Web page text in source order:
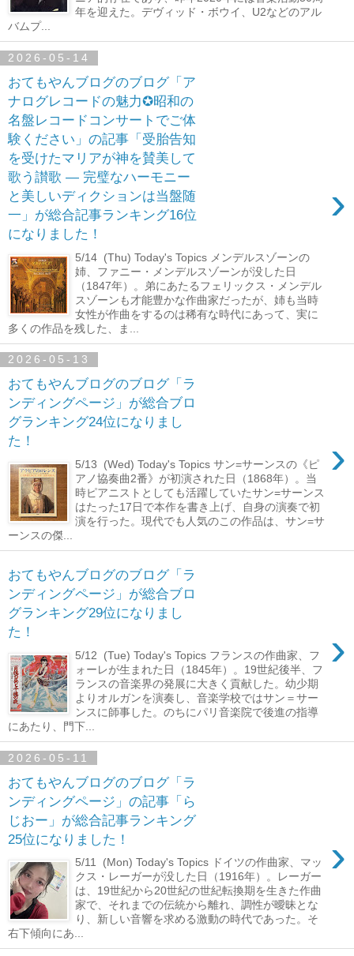
年を迎えた。デヴィッド・ボウイ、U2などのアル
バムプ...
2026-05-14
おてもやんブログのブログ「ア
ナログレコードの魅力✪昭和の
名盤レコードコンサートでご体
験ください」の記事「受胎告知
を受けたマリアが神を賛美して
歌う讃歌 ― 完璧なハーモニー
と美しいディクションは当盤随
一」が総合記事ランキング16位
になりました！
›
5/14 (Thu) Today's Topics メンデルスゾーンの
姉、ファニー・メンデルスゾーンが没した日
（1847年）。弟にあたるフェリックス・メンデル
スゾーンも才能豊かな作曲家だったが、姉も当時
女性が作曲をするのは稀有な時代にあって、実に
多くの作品を残した、ま...
2026-05-13
おてもやんブログのブログ「ラ
ンディングページ」が総合ブロ
グランキング24位になりまし
た！
›
5/13 (Wed) Today's Topics サン=サーンスの《ピ
アノ協奏曲2番》が初演された日（1868年）。当
時ピアニストとしても活躍していたサン=サーンス
はたった17日で本作を書き上げ、自身の演奏で初
演を行った。現代でも人気のこの作品は、サン=サ
ーンスの傑...
おてもやんブログのブログ「ラ
ンディングページ」が総合ブロ
グランキング29位になりまし
た！
›
5/12 (Tue) Today's Topics フランスの作曲家、フ
ォーレが生まれた日（1845年）。19世紀後半、フ
ランスの音楽界の発展に大きく貢献した。幼少期
よりオルガンを演奏し、音楽学校ではサン＝サー
ンスに師事した。のちにパリ音楽院で後進の指導
にあたり、門下...
2026-05-11
おてもやんブログのブログ「ラ
ンディングページ」の記事「ら
じおー」が総合記事ランキング
25位になりました！
›
5/11 (Mon) Today's Topics ドイツの作曲家、マッ
クス・レーガーが没した日（1916年）。レーガー
は、19世紀から20世紀の世紀転換期を生きた作曲
家で、それまでの伝統から離れ、調性が曖昧とな
り、新しい音響を求める激動の時代であった。そ
右下傾向にあ...